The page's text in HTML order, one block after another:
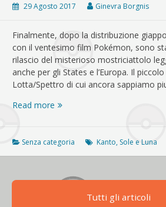
29 Agosto 2017 Ginevra Borgnis
Finalmente, dopo la distribuzione
con il ventesimo film Pokémon, sono
rilascio del misterioso mostriciattolo
anche per gli States e l’Europa. Il
Lotta/Spettro di cui ancora sappiamo
Read more Marshadow
Pokémon
Sole
Luna!
Senza categoria Kanto, Sole e Luna
Tutti gli articoli